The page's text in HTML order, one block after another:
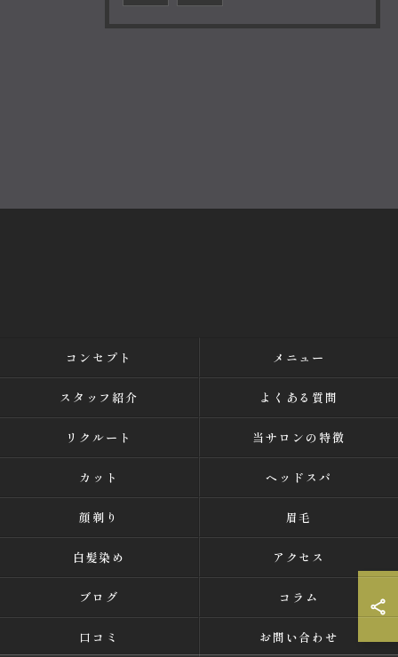
コンセプト メニュー
スタッフ紹介 よくある質問
リクルート 当サロンの特徴
カット ヘッドスパ
顔剃り 眉毛
白髪染め アクセス
ブログ コラム
口コミ お問い合わせ